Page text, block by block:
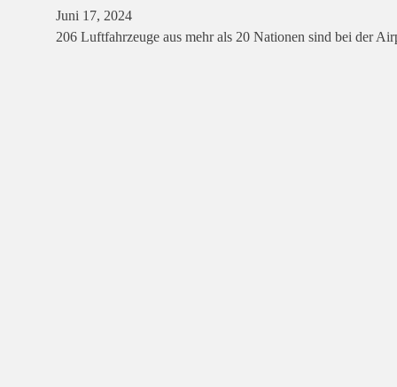
Juni 17, 2024
206 Luftfahrzeuge aus mehr als 20 Nationen sind bei der